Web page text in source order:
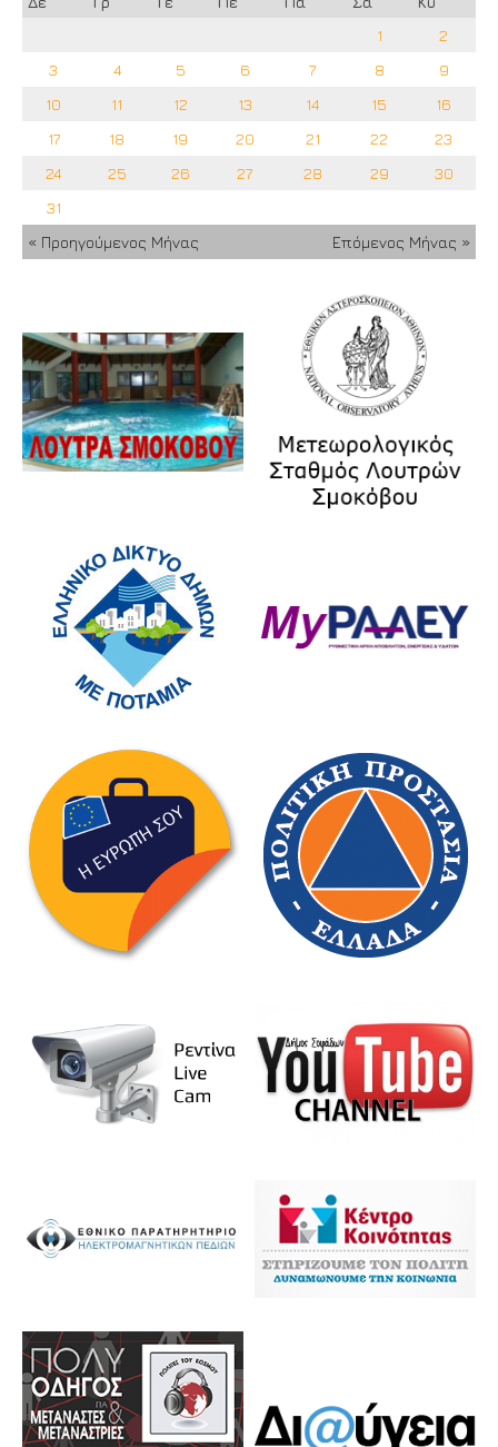
1
2
3
4 5 6 7 8
9
10
11 12 13 14 15
16
17
18 19 20 21 22
23
24
25 26 27 28 29
30
31
« Προηγούμενος Μήνας
Επόμενος Μήνας »